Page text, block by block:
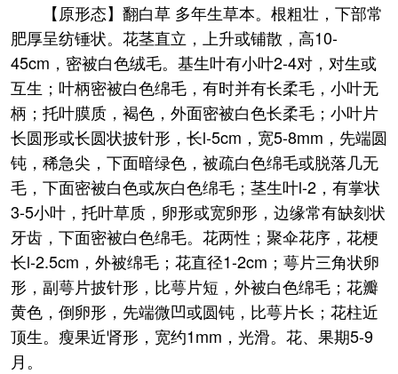
【原形态】翻白草 多年生草本。根粗壮，下部常
肥厚呈纺锤状。花茎直立，上升或铺散，高10-
45cm，密被白色绒毛。基生叶有小叶2-4对，对生或
互生；叶柄密被白色绵毛，有时并有长柔毛，小叶无
柄；托叶膜质，褐色，外面密被白色长柔毛；小叶片
长圆形或长圆状披针形，长l-5cm，宽5-8mm，先端圆
钝，稀急尖，下面暗绿色，被疏白色绵毛或脱落几无
毛，下面密被白色或灰白色绵毛；茎生叶l-2，有掌状
3-5小叶，托叶草质，卵形或宽卵形，边缘常有缺刻状
牙齿，下面密被白色绵毛。花两性；聚伞花序，花梗
长l-2.5cm，外被绵毛；花直径1-2cm；萼片三角状卵
形，副萼片披针形，比萼片短，外被白色绵毛；花瓣
黄色，倒卵形，先端微凹或圆钝，比萼片长；花柱近
顶生。瘦果近肾形，宽约1mm，光滑。花、果期5-9
月。